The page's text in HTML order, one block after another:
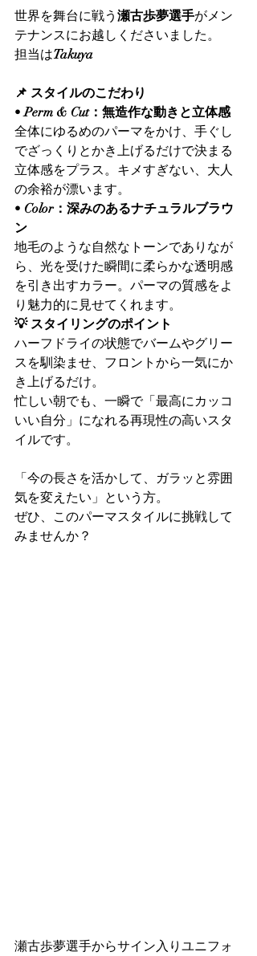
世界を舞台に戦う 瀬古歩夢選手がメン
テナンスにお越しくださいました。
担当はTakuya
📌 スタイルのこだわり
• Perm & Cut：無造作な動きと立体感
全体にゆるめのパーマをかけ、手ぐし
でざっくりとかき上げるだけで決まる
立体感をプラス。キメすぎない、大人
の余裕が漂います。
• Color：深みのあるナチュラルブラウ
ン
地毛のような自然なトーンでありなが
ら、光を受けた瞬間に柔らかな透明感
を引き出すカラー。パーマの質感をよ
り魅力的に見せてくれます。
💡 スタイリングのポイント
ハーフドライの状態でバームやグリー
スを馴染ませ、フロントから一気にか
き上げるだけ。
忙しい朝でも、一瞬で「最高にカッコ
いい自分」になれる再現性の高いスタ
イルです。
「今の長さを活かして、ガラッと雰囲
気を変えたい」という方。
ぜひ、このパーマスタイルに挑戦して
みませんか？
瀬古歩夢選手からサイン入りユニフォ